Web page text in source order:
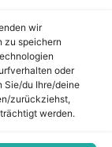
wir
zu speichern
oder
Sie/du Ihre/deine
zurückziehst,
werden.